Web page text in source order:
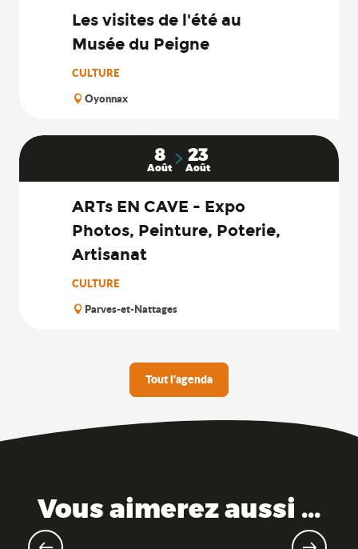
Les visites de l'été au
Musée du Peigne
CULTURE
Oyonnax
8
Août
23
Août
ARTs EN CAVE - Expo
Photos, Peinture, Poterie,
Artisanat
CULTURE
Parves-et-Nattages
Tout l'agenda
Vous aimerez aussi ...